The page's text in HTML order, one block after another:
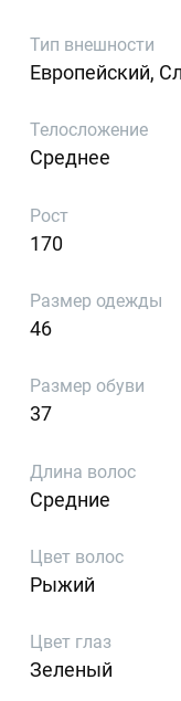
Тип внешности
Европейский,
Телосложение
Среднее
Рост
170
Размер одежды
46
Размер обуви
37
Длина волос
Средние
Цвет волос
Рыжий
Цвет глаз
Зеленый